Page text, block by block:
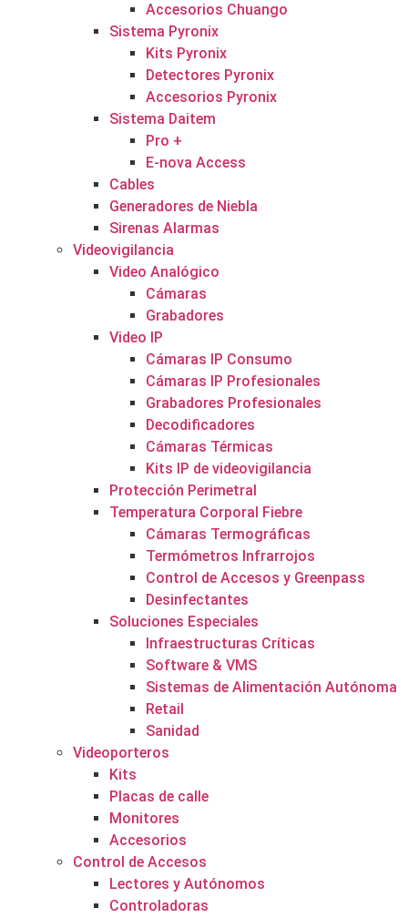
Accesorios Chuango
Sistema Pyronix
Kits Pyronix
Detectores Pyronix
Accesorios Pyronix
Sistema Daitem
Pro +
E-nova Access
Cables
Generadores de Niebla
Sirenas Alarmas
Videovigilancia
Video Analógico
Cámaras
Grabadores
Video IP
Cámaras IP Consumo
Cámaras IP Profesionales
Grabadores Profesionales
Decodificadores
Cámaras Térmicas
Kits IP de videovigilancia
Protección Perimetral
Temperatura Corporal Fiebre
Cámaras Termográficas
Termómetros Infrarrojos
Control de Accesos y Greenpass
Desinfectantes
Soluciones Especiales
Infraestructuras Críticas
Software & VMS
Sistemas de Alimentación Autónoma
Retail
Sanidad
Videoporteros
Kits
Placas de calle
Monitores
Accesorios
Control de Accesos
Lectores y Autónomos
Controladoras